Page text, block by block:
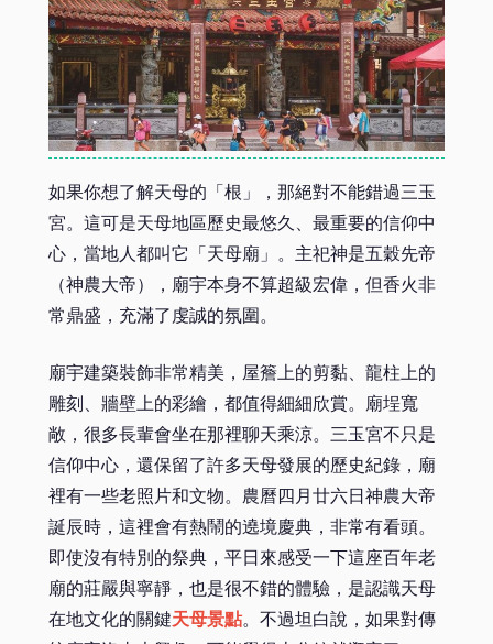
如果你想了解天母的「根」，那絕對不能錯過三玉
宮。這可是天母地區歷史最悠久、最重要的信仰中
心，當地人都叫它「天母廟」。主祀神是五穀先帝
（神農大帝），廟宇本身不算超級宏偉，但香火非
常鼎盛，充滿了虔誠的氛圍。
廟宇建築裝飾非常精美，屋簷上的剪黏、龍柱上的
雕刻、牆壁上的彩繪，都值得細細欣賞。廟埕寬
敞，很多長輩會坐在那裡聊天乘涼。三玉宮不只是
信仰中心，還保留了許多天母發展的歷史紀錄，廟
裡有一些老照片和文物。農曆四月廿六日神農大帝
誕辰時，這裡會有熱鬧的遶境慶典，非常有看頭。
即使沒有特別的祭典，平日來感受一下這座百年老
廟的莊嚴與寧靜，也是很不錯的體驗，是認識天母
在地文化的關鍵天母景點。不過坦白說，如果對傳